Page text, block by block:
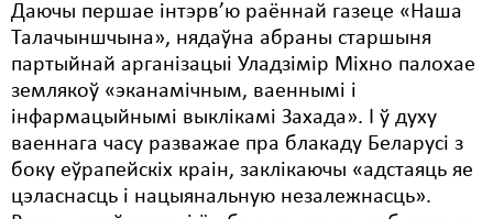
Даючы першае інтэрв’ю раённай газеце «Наша
Талачыншчына», нядаўна абраны старшыня
партыйнай арганізацыі Уладзімір Міхно палохае
землякоў «эканамічным, ваеннымі і
інфармацыйнымі выклікамі Захада». І ў духу
ваеннага часу разважае пра блакаду Беларусі з
боку еўрапейскіх краін, заклікаючы «адстаяць яе
цэласнасць і нацыянальную незалежнасць».